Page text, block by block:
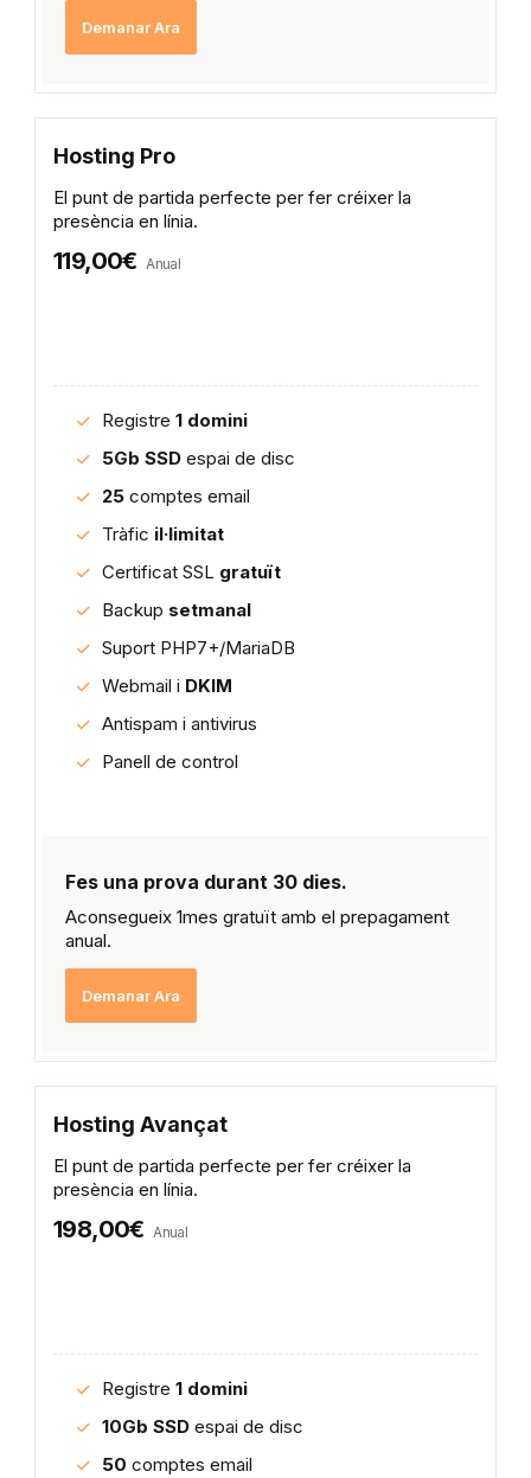
Demanar Ara
Hosting Pro
El punt de partida perfecte per fer créixer la
presència en línia.
119,00€ Anual
Registre 1 domini
5Gb SSD espai de disc
25 comptes email
Tràfic il·limitat
Certificat SSL gratuït
Backup setmanal
Suport PHP7+/MariaDB
Webmail i DKIM
Antispam i antivirus
Panell de control
Fes una prova durant 30 dies.
Aconsegueix 1mes gratuït amb el prepagament
anual.
Demanar Ara
Hosting Avançat
El punt de partida perfecte per fer créixer la
presència en línia.
198,00€ Anual
Registre 1 domini
10Gb SSD espai de disc
50 comptes email